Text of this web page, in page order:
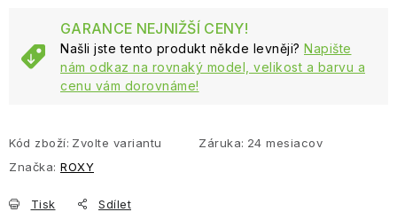
GARANCE NEJNIŽŠÍ CENY!
Našli jste tento produkt někde levněji? Napište
nám odkaz na rovnaký model, velikost a barvu a
cenu vám dorovnáme!
Kód zboží: Zvolte variantu Záruka: 24 mesiacov
Značka: ROXY
Tisk Sdílet